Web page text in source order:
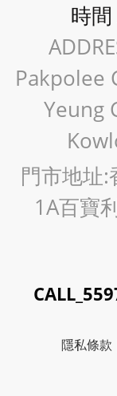
時
Pakpolee
Yeung
門市地址
1A百寶
隱私條